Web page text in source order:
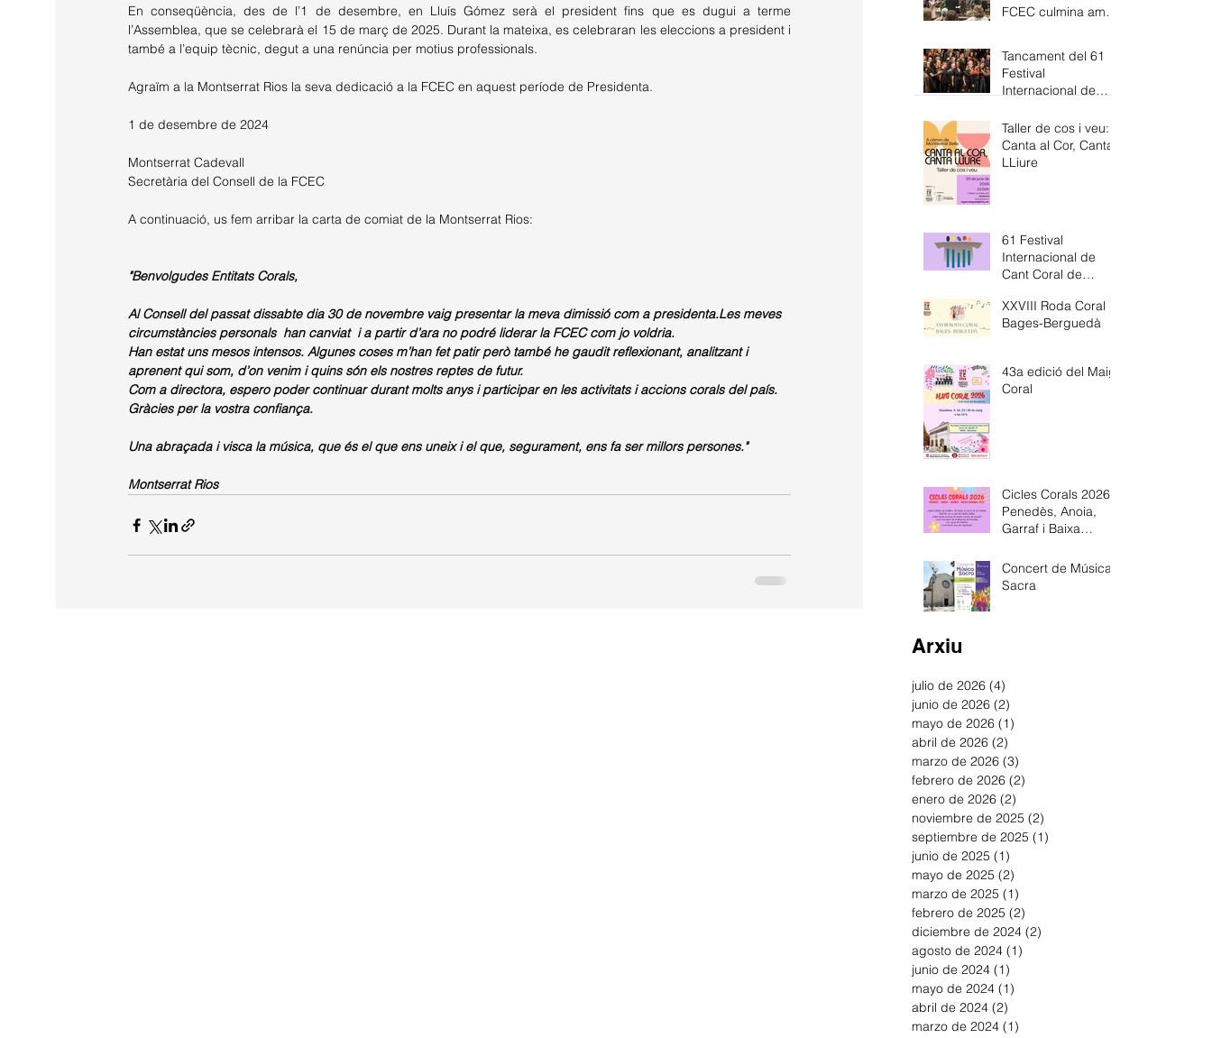
En conseqüència, des de l’1 de desembre, en Lluís Gómez serà el president fins que es dugui a terme
l’Assemblea, que se celebrarà el 15 de març de 2025. Durant la mateixa, es celebraran les eleccions a president i
també a l’equip tècnic, degut a una renúncia per motius professionals.
Agraïm a la Montserrat Rios la seva dedicació a la FCEC en aquest període de Presidenta.
1 de desembre de 2024
Montserrat Cadevall
Secretària del Consell de la FCEC
A continuació, us fem arribar la carta de comiat de la Montserrat Rios:
"Benvolgudes Entitats Corals,
Al Consell del passat dissabte dia 30 de novembre vaig presentar la meva dimissió com a presidenta.Les meves
circumstàncies personals  han canviat  i a partir d’ara no podré liderar la FCEC com jo voldria.
Han estat uns mesos intensos. Algunes coses m’han fet patir però també he gaudit reflexionant, analitzant i
aprenent qui som, d’on venim i quins són els nostres reptes de futur.
Com a directora, espero poder continuar durant molts anys i participar en les activitats i accions corals del país.
Gràcies per la vostra confiança.
Una abraçada i visca la música, que és el que ens uneix i el que, segurament, ens fa ser millors persones."
Montserrat Rios
FCEC culmina amb
Tancament del 61
Festival
Internacional de
Barcelona
Taller de cos i veu:
Canta al Cor, Canta
LLiure
61 Festival
Internacional de
Cant Coral de
XXVIII Roda Coral
Bages-Berguedà
43a edició del Maig
Coral
Cicles Corals 2026-
Penedès, Anoia,
Garraf i Baixa
Concert de Música
Sacra
Arxiu
julio de 2026 (4)
junio de 2026 (2)
mayo de 2026 (1)
abril de 2026 (2)
marzo de 2026 (3)
febrero de 2026 (2)
enero de 2026 (2)
noviembre de 2025 (2)
septiembre de 2025 (1)
junio de 2025 (1)
mayo de 2025 (2)
marzo de 2025 (1)
febrero de 2025 (2)
diciembre de 2024 (2)
agosto de 2024 (1)
junio de 2024 (1)
mayo de 2024 (1)
abril de 2024 (2)
marzo de 2024 (1)